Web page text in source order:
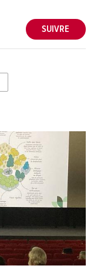
SUIVRE